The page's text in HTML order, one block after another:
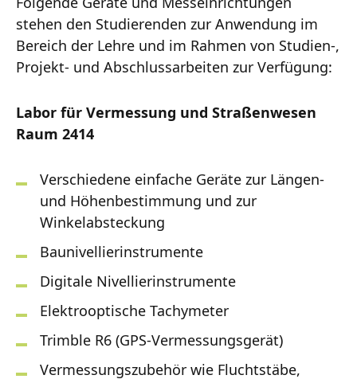
stehen den Studierenden zur Anwendung im
Bereich der Lehre und im Rahmen von Studien-,
Projekt- und Abschlussarbeiten zur Verfügung:
Labor für Vermessung und Straßenwesen
Raum 2414
Verschiedene einfache Geräte zur Längen-
und Höhenbestimmung und zur
Winkelabsteckung
Baunivellierinstrumente
Digitale Nivellierinstrumente
Elektrooptische Tachymeter
Trimble R6 (GPS-Vermessungsgerät)
Vermessungszubehör wie Fluchtstäbe,